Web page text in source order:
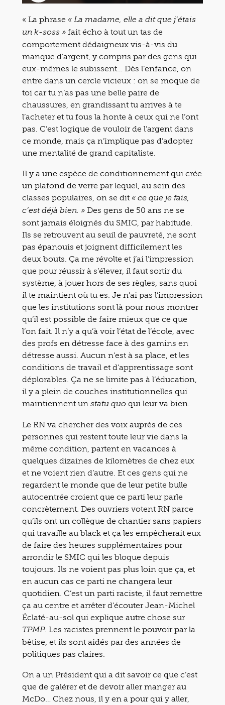
« La phrase « La madame, elle a dit que j’étais
un k-soss » fait écho à tout un tas de
comportement dédaigneux vis-à-vis du
manque d’argent, y compris par des gens qui
eux-mêmes le subissent… Dès l’enfance, on
entre dans un cercle vicieux : on se moque de
toi car tu n’as pas une belle paire de
chaussures, en grandissant tu arrives à te
l’acheter et tu fous la honte à ceux qui ne l’ont
pas. C’est logique de vouloir de l’argent dans
ce monde, mais ça n’implique pas d’adopter
une mentalité de grand capitaliste.
Il y a une espèce de conditionnement qui crée
un plafond de verre par lequel, au sein des
classes populaires, on se dit « ce que je fais,
c’est déjà bien. » Des gens de 50 ans ne se
sont jamais éloignés du SMIC, par habitude.
Ils se retrouvent au seuil de pauvreté, ne sont
pas épanouis et joignent difficilement les
deux bouts. Ça me révolte et j’ai l’impression
que pour réussir à s’élever, il faut sortir du
système, à jouer hors de ses règles, sans quoi
il te maintient où tu es. Je n’ai pas l’impression
que les institutions sont là pour nous montrer
qu’il est possible de faire mieux que ce que
l’on fait. Il n’y a qu’à voir l’état de l’école, avec
des profs en détresse face à des gamins en
détresse aussi. Aucun n’est à sa place, et les
conditions de travail et d’apprentissage sont
déplorables. Ça ne se limite pas à l’éducation,
il y a plein de couches institutionnelles qui
maintiennent un statu quo qui leur va bien.
Le RN va chercher des voix auprès de ces
personnes qui restent toute leur vie dans la
même condition, partent en vacances à
quelques dizaines de kilomètres de chez eux
et ne voient rien d’autre. Et ces gens qui ne
regardent le monde que de leur petite bulle
autocentrée croient que ce parti leur parle
concrètement. Des ouvriers votent RN parce
qu’ils ont un collègue de chantier sans papiers
qui travaille au black et ça les empêcherait eux
de faire des heures supplémentaires pour
arrondir le SMIC qui les bloque depuis
toujours. Ils ne voient pas plus loin que ça, et
en aucun cas ce parti ne changera leur
quotidien. C’est un parti raciste, il faut remettre
ça au centre et arrêter d’écouter Jean-Michel
Éclaté-au-sol qui explique autre chose sur
TPMP. Les racistes prennent le pouvoir par la
bêtise, et ils sont aidés par des années de
politiques pas claires.
On a un Président qui a dit savoir ce que c’est
que de galérer et de devoir aller manger au
McDo… Chez nous, il y en a pour qui y aller,